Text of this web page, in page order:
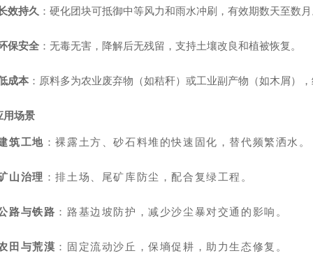
效持久 ：硬化团块可抵御中等风力和雨水冲刷，有效期数天至数
保安全 ：无毒无害，降解后无残留，支持土壤改良和植被恢复。
成本 ：原料多为农业废弃物（如秸秆）或工业副产物（如木屑）
用场景
筑工地 ：裸露土方、砂石料堆的快速固化，替代频繁洒水。
山治理 ：排土场、尾矿库防尘，配合复绿工程。
路与铁路 ：路基边坡防护，减少沙尘暴对交通的影响。
田与荒漠 ：固定流动沙丘，保墒促耕，助力生态修复。